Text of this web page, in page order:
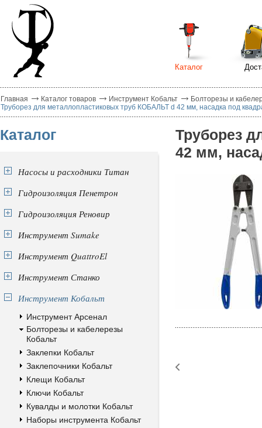
Каталог
Главная Каталог товаров Инструмент Кобальт
Болторезы и
Труборез для металлопластиковых труб КОБАЛЬТ d 42 мм, насадка под
Каталог
Насосы и расходники Титан
Гидроизоляция Пенетрон
Гидроизоляция Реновир
Инструмент Sumake
Инструмент QuattroEl
Инструмент Станко
Инструмент Кобальт
Инструмент Арсенал
Болторезы и кабелерезы
Кобальт
Заклепки Кобальт
Заклепочники Кобальт
Клещи Кобальт
Ключи Кобальт
Кувалды и молотки Кобальт
Наборы инструмента Кобальт
Труборез
42 мм,